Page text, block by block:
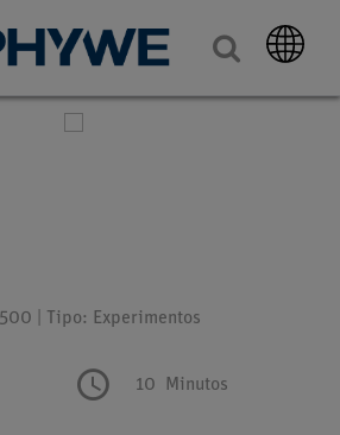
| Tipo: Experimentos
10 Minutos